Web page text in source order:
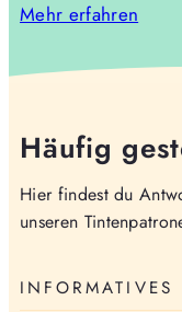
Mehr erfahren
Häufig
Hier findest du
unseren
INFORMATIVES